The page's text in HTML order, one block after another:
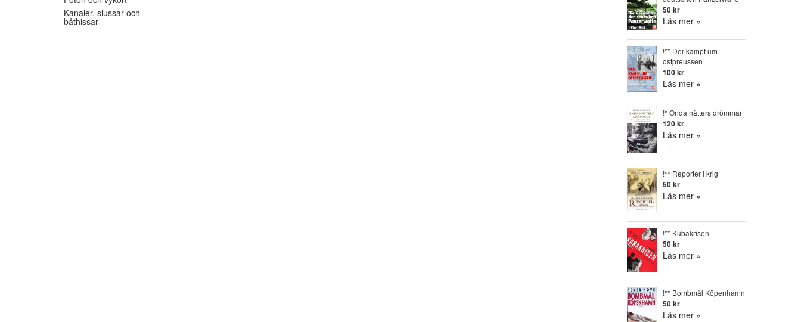
Kanaler, slussar och
båthissar
50 kr
Läs mer »
!** Der kampf um
ostpreussen
100 kr
Läs mer »
!* Onda nätters drömmar
120 kr
Läs mer »
!** Reporter i krig
50 kr
Läs mer »
!** Kubakrisen
50 kr
Läs mer »
!** Bombmål Köpenhamn
50 kr
Läs mer »